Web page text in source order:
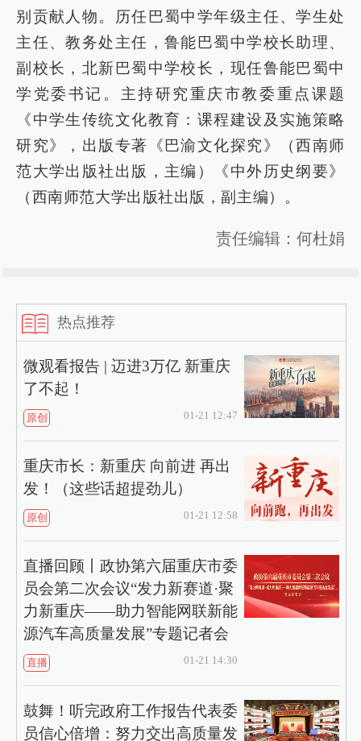
别贡献人物。历任巴蜀中学年级主任、学生处
主任、教务处主任，鲁能巴蜀中学校长助理、
副校长，北新巴蜀中学校长，现任鲁能巴蜀中
学党委书记。主持研究重庆市教委重点课题
《中学生传统文化教育：课程建设及实施策略
研究》，出版专著《巴渝文化探究》（西南师
范大学出版社出版，主编）《中外历史纲要》
（西南师范大学出版社出版，副主编）。
责任编辑：何杜娟
热点推荐
微观看报告 | 迈进3万亿 新重庆
了不起！
原创 01-21 12:47
重庆市长：新重庆 向前进 再出
发！（这些话超提劲儿）
原创 01-21 12:58
直播回顾丨政协第六届重庆市委
员会第二次会议“发力新赛道·聚
力新重庆——助力智能网联新能
源汽车高质量发展”专题记者会
直播 01-21 14:30
鼓舞！听完政府工作报告代表委
员信心倍增：努力交出高质量发